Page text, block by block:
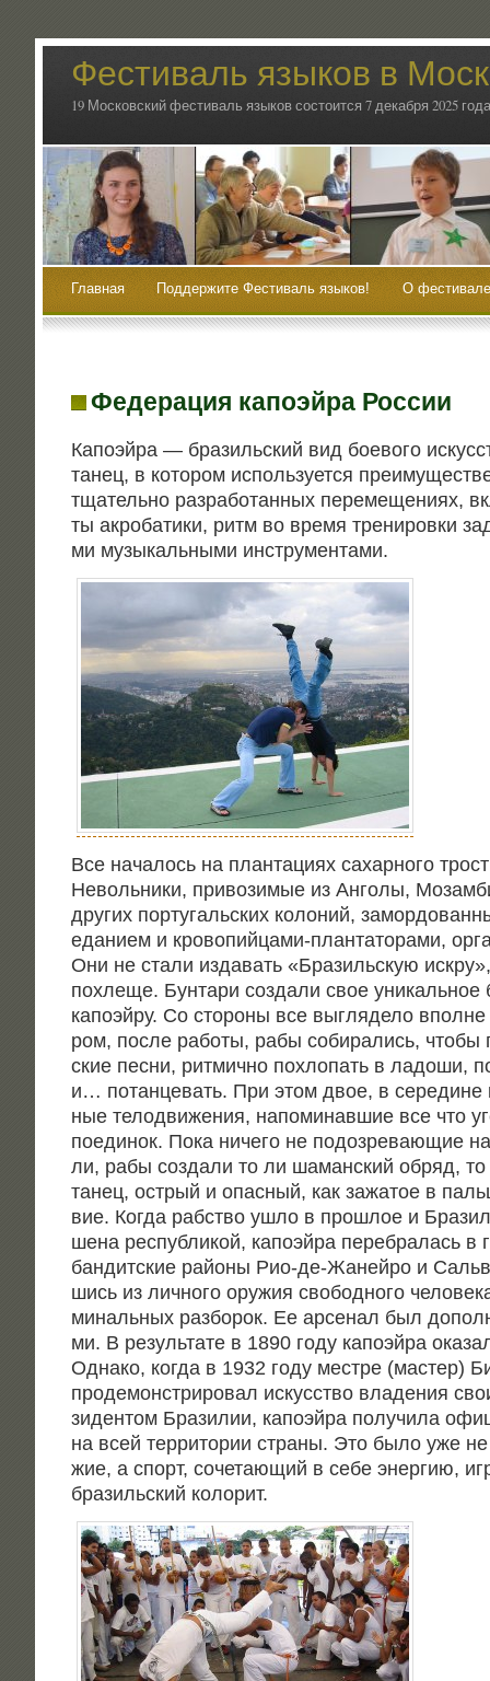
Фестиваль языков в
19 Московский фестиваль языков состоится 7 декабря 2025
Главная Поддержите Фестиваль языков! О
Федерация капоэйра России
Капо­эй­ра — бра­зиль­ский вид бое­во­го
танец, в кото­ром исполь­зу­ет­ся
тща­тель­но раз­ра­бо­тан­ных пере­ме­ще­ни­ях,
ты акро­ба­ти­ки, ритм во вре­мя тре­ни­ров­ки
ми музы­каль­ны­ми инструментами.
Все нача­лось на план­та­ци­ях сахар­но­го
Неволь­ни­ки, при­во­зи­мые из Анго­лы,
дру­гих пор­ту­галь­ских коло­ний,
еда­ни­ем и кро­во­пий­ца­ми-план­та­то­ра­ми,
Они не ста­ли изда­вать «Бра­зиль­скую
похле­ще. Бун­та­ри созда­ли свое уни­каль­ное
капо­эй­ру. Со сто­ро­ны все выгля­де­ло
ром, после рабо­ты, рабы соби­ра­лись, что­бы
ские пес­ни, рит­мич­но похло­пать в ладо­ши,
и… потан­це­вать. При этом двое, в сере­дине
ные тело­дви­же­ния, напо­ми­нав­шие все что
поеди­нок. Пока ниче­го не подо­зре­ва­ю­щие
ли, рабы созда­ли то ли шаман­ский обряд,
танец, ост­рый и опас­ный, как зажа­тое в
вие. Когда раб­ство ушло в про­шлое и
ше­на рес­пуб­ли­кой, капо­эй­ра пере­бра­лась в
бан­дит­ские рай­о­ны Рио-де-Жаней­ро и
шись из лич­но­го ору­жия сво­бод­но­го
ми­наль­ных раз­бо­рок. Ее арсе­нал был
ми. В резуль­та­те в 1890 году капо­эй­ра
Одна­ко, когда в 1932 году мест­ре (мастер)
про­де­мон­стри­ро­вал искус­ство вла­де­ния
зи­ден­том Бра­зи­лии, капо­эй­ра полу­чи­ла
на всей тер­ри­то­рии стра­ны. Это было уже
жие, а спорт, соче­та­ю­щий в себе энер­гию,
бра­зиль­ский колорит.